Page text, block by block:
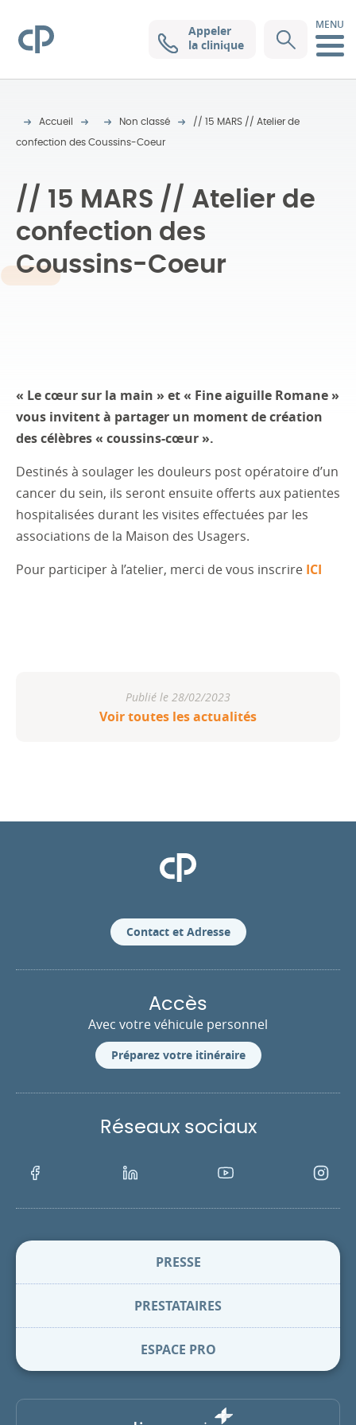
Clinique Pasteur
Appeler
la clinique
MENU
Accueil Non classé // 15 MARS // Atelier de
confection des Coussins-Coeur
// 15 MARS // Atelier de
confection des
Coussins-Coeur
« Le cœur sur la main » et « Fine aiguille Romane »
vous invitent à partager un moment de création
des célèbres « coussins-cœur ».
Destinés à soulager les douleurs post opératoire d’un
cancer du sein, ils seront ensuite offerts aux patientes
hospitalisées durant les visites effectuées par les
associations de la Maison des Usagers.
Pour participer à l’atelier, merci de vous inscrire ICI
Publié le 28/02/2023
Voir toutes les actualités
Clinique Pasteur
Contact et Adresse
Accès
Avec votre véhicule personnel
Préparez votre itinéraire
Réseaux sociaux
Facebook LinkedIn Youtube
PRESSE
PRESTATAIRES
ESPACE PRO